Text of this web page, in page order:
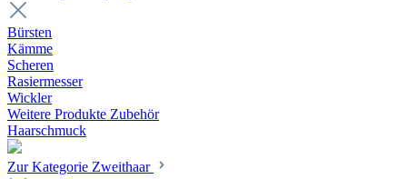
Bürsten
Kämme
Scheren
Rasiermesser
Wickler
Weitere Produkte Zubehör
Haarschmuck
Zur Kategorie Zweithaar